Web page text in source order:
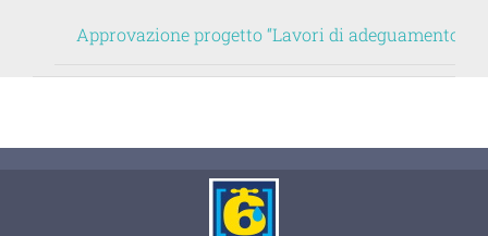
Approvazione progetto “Lavori di adeguamento